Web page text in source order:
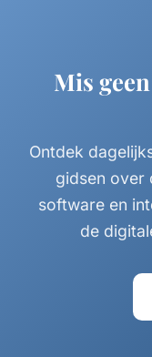
Mis
Ontdek
gidsen over
software en
de